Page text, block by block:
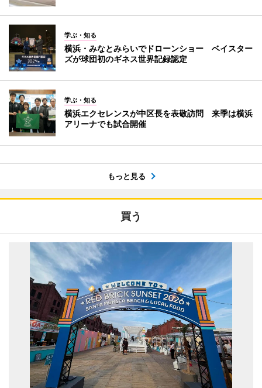
学ぶ・知る
横浜・みなとみらいでドローンショー ベイスター
ズが球団初のギネス世界記録認定
学ぶ・知る
横浜エクセレンスが中区長を表敬訪問 来季は横浜
アリーナでも試合開催
もっと見る
買う